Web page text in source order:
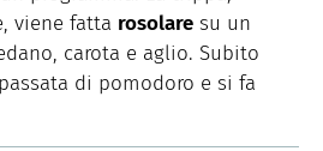
viene fatta rosolare su un
carota e aglio. Subito
di pomodoro e si fa